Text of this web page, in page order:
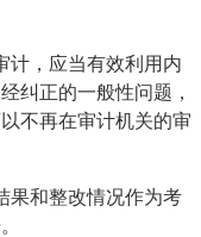
，应当有效利用内
纠正的一般性问题，
不再在审计机关的审
和整改情况作为考